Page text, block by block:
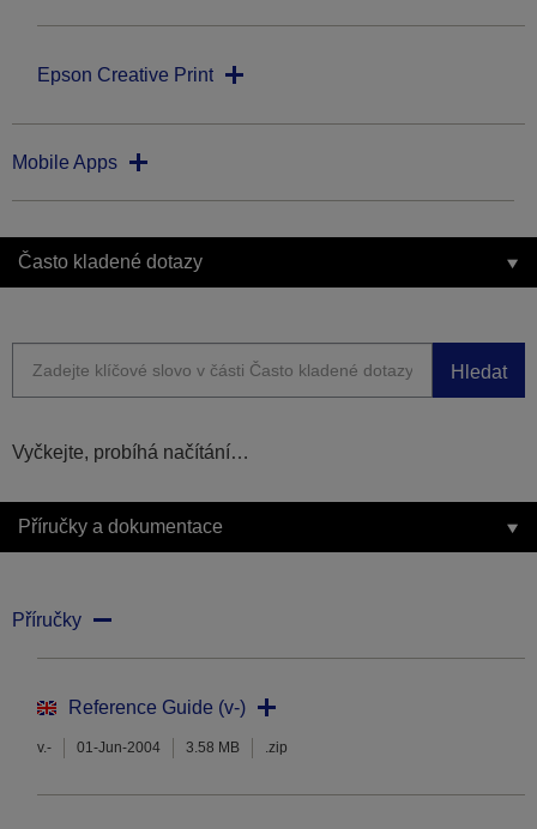
Epson Creative Print
Mobile Apps
Často kladené dotazy
Hledat
Vyčkejte, probíhá načítání…
Příručky a dokumentace
Příručky
Reference Guide (v-)
v.- 01-Jun-2004 3.58 MB .zip